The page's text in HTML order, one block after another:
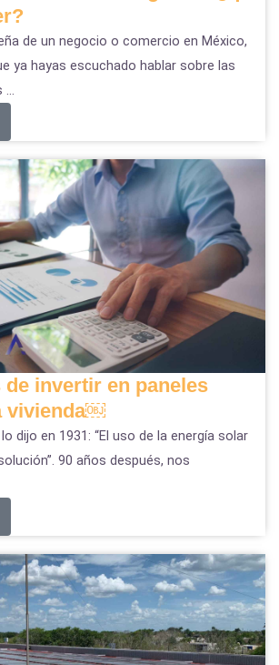
de un negocio o comercio en México,
ya hayas escuchado hablar sobre las
invertir en paneles
vivienda￼
dijo en 1931: “El uso de la energía solar
90 años después, nos